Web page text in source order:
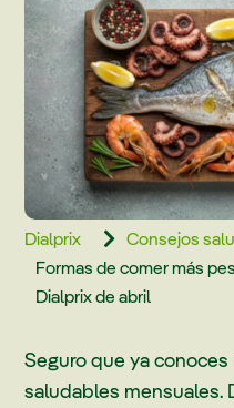
Dialprix  Consejos
Formas de comer más
Dialprix de abril
Seguro que ya
saludables mensuales.